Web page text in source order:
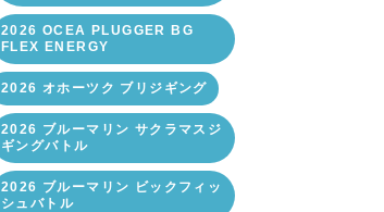
2026 OCEA PLUGGER BG
FLEX ENERGY
2026 オホーツク ブリジギング
2026 ブルーマリン サクラマスジ
ギングバトル
2026 ブルーマリン ビックフィッ
シュバトル